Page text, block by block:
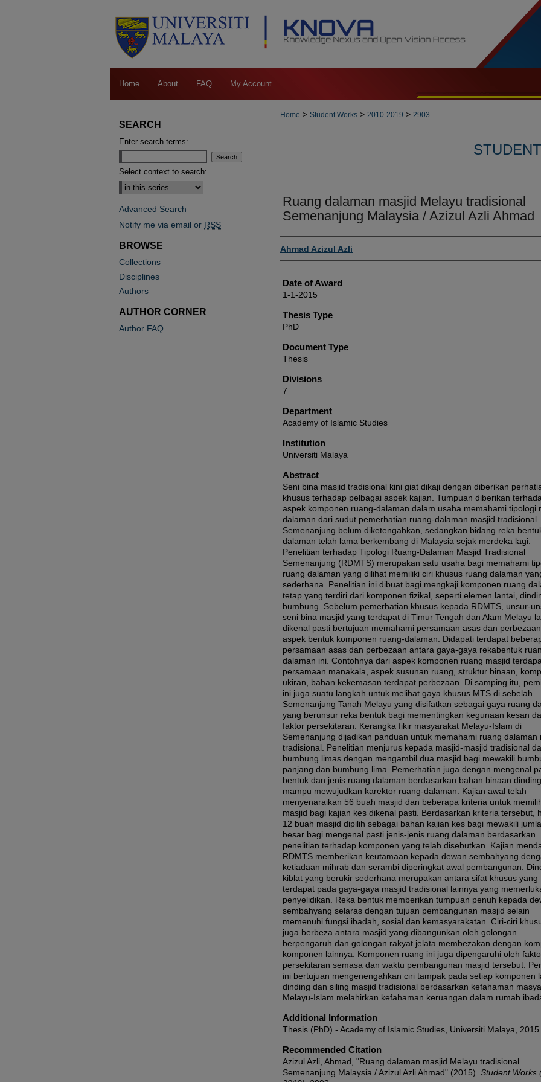
Home About FAQ My Account
Home > Student Works > 2010-2019 > 2903
Ruang dalaman masjid Melayu tradisional
Semenanjung Malaysia / Azizul Azli Ahmad
Author
Ahmad Azizul Azli
Date of Award
1-1-2015
Thesis Type
PhD
Document Type
Thesis
Divisions
7
Department
Academy of Islamic Studies
Institution
Universiti Malaya
Abstract
Seni bina masjid tradisional kini giat dikaji dengan diberikan
khusus terhadap pelbagai aspek kajian. Tumpuan diberikan
aspek komponen ruang-dalaman dalam usaha memahami tipologi
dalaman dari sudut pemerhatian ruang-dalaman masjid tradisional
Semenanjung belum diketengahkan, sedangkan bidang reka
dalaman telah lama berkembang di Malaysia sejak merdeka lagi.
Penelitian terhadap Tipologi Ruang-Dalaman Masjid Tradisional
Semenanjung (RDMTS) merupakan satu usaha bagi memahami
ruang dalaman yang dilihat memiliki ciri khusus ruang dalaman
sederhana. Penelitian ini dibuat bagi mengkaji komponen ruang
tetap yang terdiri dari komponen fizikal, seperti elemen lantai,
bumbung. Sebelum pemerhatian khusus kepada RDMTS, unsur-
seni bina masjid yang terdapat di Timur Tengah dan Alam Melayu
dikenal pasti bertujuan memahami persamaan asas dan
aspek bentuk komponen ruang-dalaman. Didapati terdapat
persamaan asas dan perbezaan antara gaya-gaya rekabentuk
dalaman ini. Contohnya dari aspek komponen ruang masjid
persamaan manakala, aspek susunan ruang, struktur binaan,
ukiran, bahan kekemasan terdapat perbezaan. Di samping itu,
ini juga suatu langkah untuk melihat gaya khusus MTS di sebelah
Semenanjung Tanah Melayu yang disifatkan sebagai gaya ruang
yang berunsur reka bentuk bagi mementingkan kegunaan kesan
faktor persekitaran. Kerangka fikir masyarakat Melayu-Islam di
Semenanjung dijadikan panduan untuk memahami ruang dalaman
tradisional. Penelitian menjurus kepada masjid-masjid tradisional
bumbung limas dengan mengambil dua masjid bagi mewakili
panjang dan bumbung lima. Pemerhatian juga dengan mengenal
bentuk dan jenis ruang dalaman berdasarkan bahan binaan
mampu mewujudkan karektor ruang-dalaman. Kajian awal telah
menyenaraikan 56 buah masjid dan beberapa kriteria untuk
masjid bagi kajian kes dikenal pasti. Berdasarkan kriteria tersebut,
12 buah masjid dipilih sebagai bahan kajian kes bagi mewakili
besar bagi mengenal pasti jenis-jenis ruang dalaman berdasarkan
penelitian terhadap komponen yang telah disebutkan. Kajian
RDMTS memberikan keutamaan kepada dewan sembahyang
ketiadaan mihrab dan serambi diperingkat awal pembangunan.
kiblat yang berukir sederhana merupakan antara sifat khusus yang
terdapat pada gaya-gaya masjid tradisional lainnya yang
penyelidikan. Reka bentuk memberikan tumpuan penuh kepada
sembahyang selaras dengan tujuan pembangunan masjid selain
memenuhi fungsi ibadah, sosial dan kemasyarakatan. Ciri-ciri
juga berbeza antara masjid yang dibangunkan oleh golongan
berpengaruh dan golongan rakyat jelata membezakan dengan
komponen lainnya. Komponen ruang ini juga dipengaruhi oleh
persekitaran semasa dan waktu pembangunan masjid tersebut.
ini bertujuan mengenengahkan ciri tampak pada setiap komponen
dinding dan siling masjid tradisional berdasarkan kefahaman
Melayu-Islam melahirkan kefahaman keruangan dalam rumah
Additional Information
Thesis (PhD) - Academy of Islamic Studies, Universiti Malaya, 2015.
Recommended Citation
Azizul Azli, Ahmad, "Ruang dalaman masjid Melayu tradisional
Semenanjung Malaysia / Azizul Azli Ahmad" (2015). Student Works
SEARCH
Enter search terms:
Select context to search:
Advanced Search
Notify me via email or RSS
BROWSE
Collections
Disciplines
Authors
AUTHOR CORNER
Author FAQ